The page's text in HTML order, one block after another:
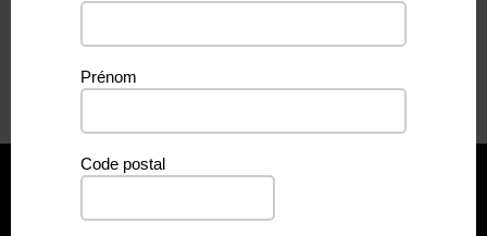
$49.99 $49.99
Prénom
Code postal